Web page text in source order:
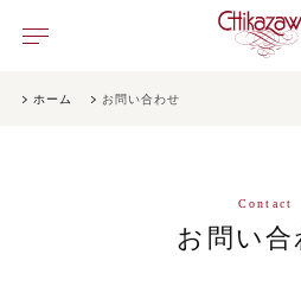
ホーム お問い合わせ
Contact
お問い合